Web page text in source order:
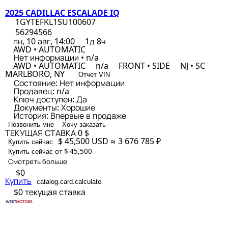
2025 CADILLAC ESCALADE IQ
1GYTEFKL1SU100607
56294566
пн, 10 авг, 14:00
1д 8ч
AWD • AUTOMATIC
Нет информации • n/a
AWD • AUTOMATIC n/a FRONT • SIDE NJ • SC
MARLBORO, NY Отчет VIN
Состояние: Нет информации
Продавец: n/a
Ключ доступен: Да
Документы: Хорошие
История: Впервые в продаже
Позвонить мне Хочу заказать
ТЕКУЩАЯ СТАВКА0 $
Купить сейчас $ 45,500 USD ≈ 3 676 785 ₽
Купить сейчас от $ 45,500
Смотреть больше
$0
Купить catalog.card.calculate
$0текущая ставка